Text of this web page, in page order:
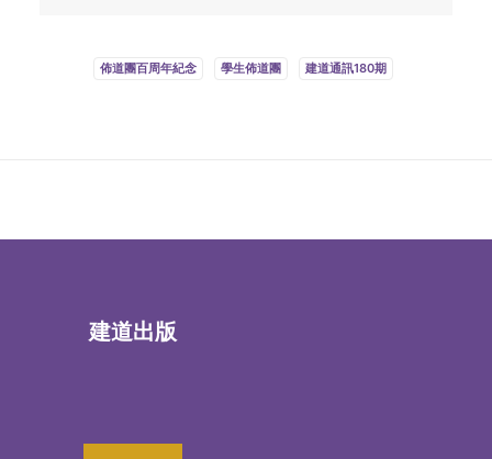
佈道團百周年紀念 學生佈道團 建道通訊180期
建道出版